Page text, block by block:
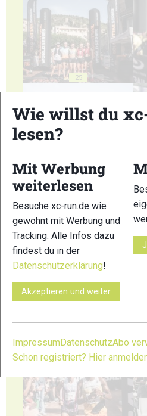
25
29
Wie willst du
lesen?
Mit Werbung
weiterlesen
Besuche xc-run.de wie
gewohnt mit Werbung und
Tracking. Alle Infos dazu
findest du in der
Datenschutzerklärung!
Akzeptieren und weiter
ImpressumDatenschutzAbo
Schon registriert? Hier